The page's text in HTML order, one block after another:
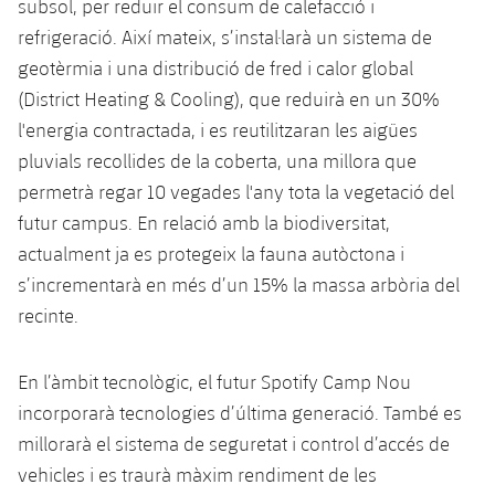
subsol, per reduir el consum de calefacció i
refrigeració. Així mateix, s’instal·larà un sistema de
geotèrmia i una distribució de fred i calor global
(District Heating & Cooling), que reduirà en un 30%
l'energia contractada, i es reutilitzaran les aigües
pluvials recollides de la coberta, una millora que
permetrà regar 10 vegades l'any tota la vegetació del
futur campus. En relació amb la biodiversitat,
actualment ja es protegeix la fauna autòctona i
s’incrementarà en més d’un 15% la massa arbòria del
recinte.
En l’àmbit tecnològic, el futur Spotify Camp Nou
incorporarà tecnologies d’última generació. També es
millorarà el sistema de seguretat i control d’accés de
vehicles i es traurà màxim rendiment de les